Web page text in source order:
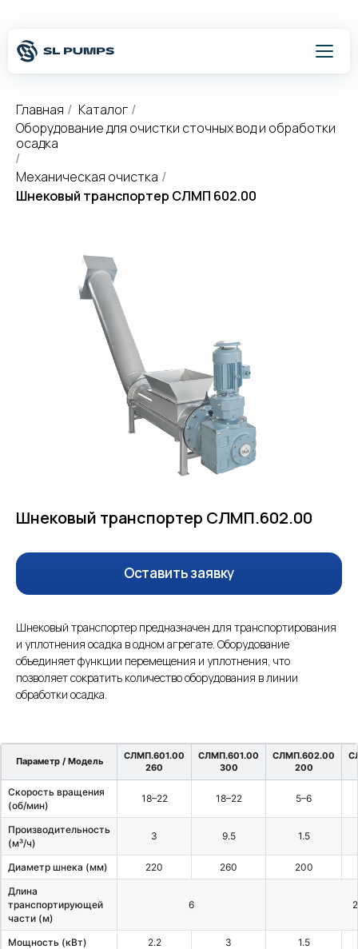
Подбор оборудования
Реализованные проекты
ООО "Эс-Эл Пампс" 2023г.
ИНН: 2543173627.
Главная / Каталог /
Оборудование для очистки сточных вод и обработки
осадка
/
Механическая очистка /
Шнековый транспортер СЛМП 602.00
Шнековый транспортер СЛМП.602.00
Оставить заявку
Шнековый транспортер предназначен для транспортирования
и уплотнения осадка в одном агрегате. Оборудование
объединяет функции перемещения и уплотнения, что
позволяет сократить количество оборудования в линии
обработки осадка.
Параметр / Модель
СЛМП.601.00
260
СЛМП.601.00
300
СЛМП.602.00
200
Скорость вращения
(об/мин)
18–22 18–22 5–6
Производительность
(м³/ч)
3 9.5 1.5
Диаметр шнека (мм) 220 260
200
Длина
транспортирующей
части (м)
6
Мощность (кВт) 2.2 3
1.5